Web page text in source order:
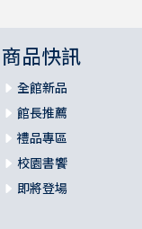
商品快訊
全館新品
館長推薦
禮品專區
校園書饗
即將登場